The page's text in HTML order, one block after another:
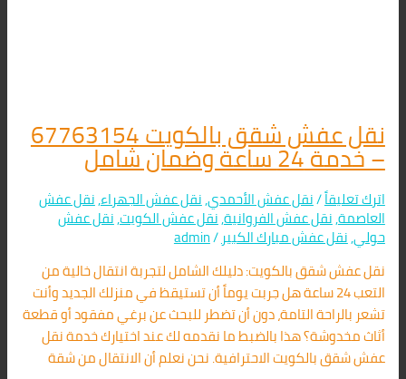
نقل عفش شقق بالكويت 67763154
– خدمة 24 ساعة وضمان شامل
اترك تعليقاً/نقل عفش الأحمدي,نقل عفش الجهراء,نقل عفش
العاصمة,نقل عفش الفروانية,نقل عفش الكويت,نقل عفش
حولي,نقل عفش مبارك الكبير/
admin
نقل عفش شقق بالكويت: دليلك الشامل لتجربة انتقال خالية من
التعب 24 ساعة هل جربت يوماً أن تستيقظ في منزلك الجديد وأنت
تشعر بالراحة التامة، دون أن تضطر للبحث عن برغي مفقود أو قطعة
أثاث مخدوشة؟ هذا بالضبط ما نقدمه لك عند اختيارك خدمة نقل
عفش شقق بالكويت الاحترافية. نحن نعلم أن الانتقال من شقة